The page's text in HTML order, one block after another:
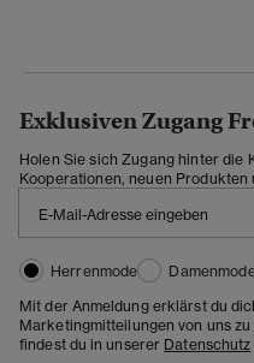
Exklusiven Zugang
Holen Sie sich Zugang hinter die
Kooperationen, neuen Produkten
Herrenmode
Mit der Anmeldung erklärst du
Marketingmitteilungen von uns
findest du in unserer Datenschutz